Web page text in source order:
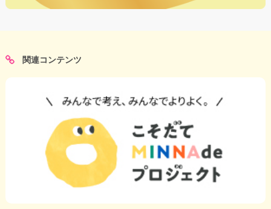
関連コンテンツ